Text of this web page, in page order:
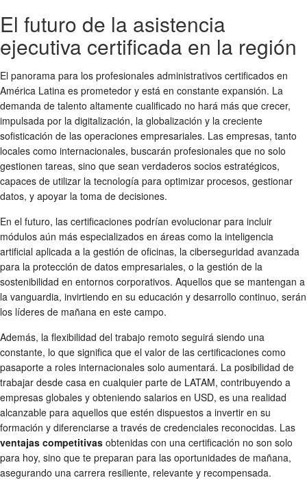
El futuro de la asistencia
ejecutiva certificada en la región
El panorama para los profesionales administrativos certificados en
América Latina es prometedor y está en constante expansión. La
demanda de talento altamente cualificado no hará más que crecer,
impulsada por la digitalización, la globalización y la creciente
sofisticación de las operaciones empresariales. Las empresas, tanto
locales como internacionales, buscarán profesionales que no solo
gestionen tareas, sino que sean verdaderos socios estratégicos,
capaces de utilizar la tecnología para optimizar procesos, gestionar
datos, y apoyar la toma de decisiones.
En el futuro, las certificaciones podrían evolucionar para incluir
módulos aún más especializados en áreas como la inteligencia
artificial aplicada a la gestión de oficinas, la ciberseguridad avanzada
para la protección de datos empresariales, o la gestión de la
sostenibilidad en entornos corporativos. Aquellos que se mantengan a
la vanguardia, invirtiendo en su educación y desarrollo continuo, serán
los líderes de mañana en este campo.
Además, la flexibilidad del trabajo remoto seguirá siendo una
constante, lo que significa que el valor de las certificaciones como
pasaporte a roles internacionales solo aumentará. La posibilidad de
trabajar desde casa en cualquier parte de LATAM, contribuyendo a
empresas globales y obteniendo salarios en USD, es una realidad
alcanzable para aquellos que estén dispuestos a invertir en su
formación y diferenciarse a través de credenciales reconocidas. Las
ventajas competitivas obtenidas con una certificación no son solo
para hoy, sino que te preparan para las oportunidades de mañana,
asegurando una carrera resiliente, relevante y recompensada.